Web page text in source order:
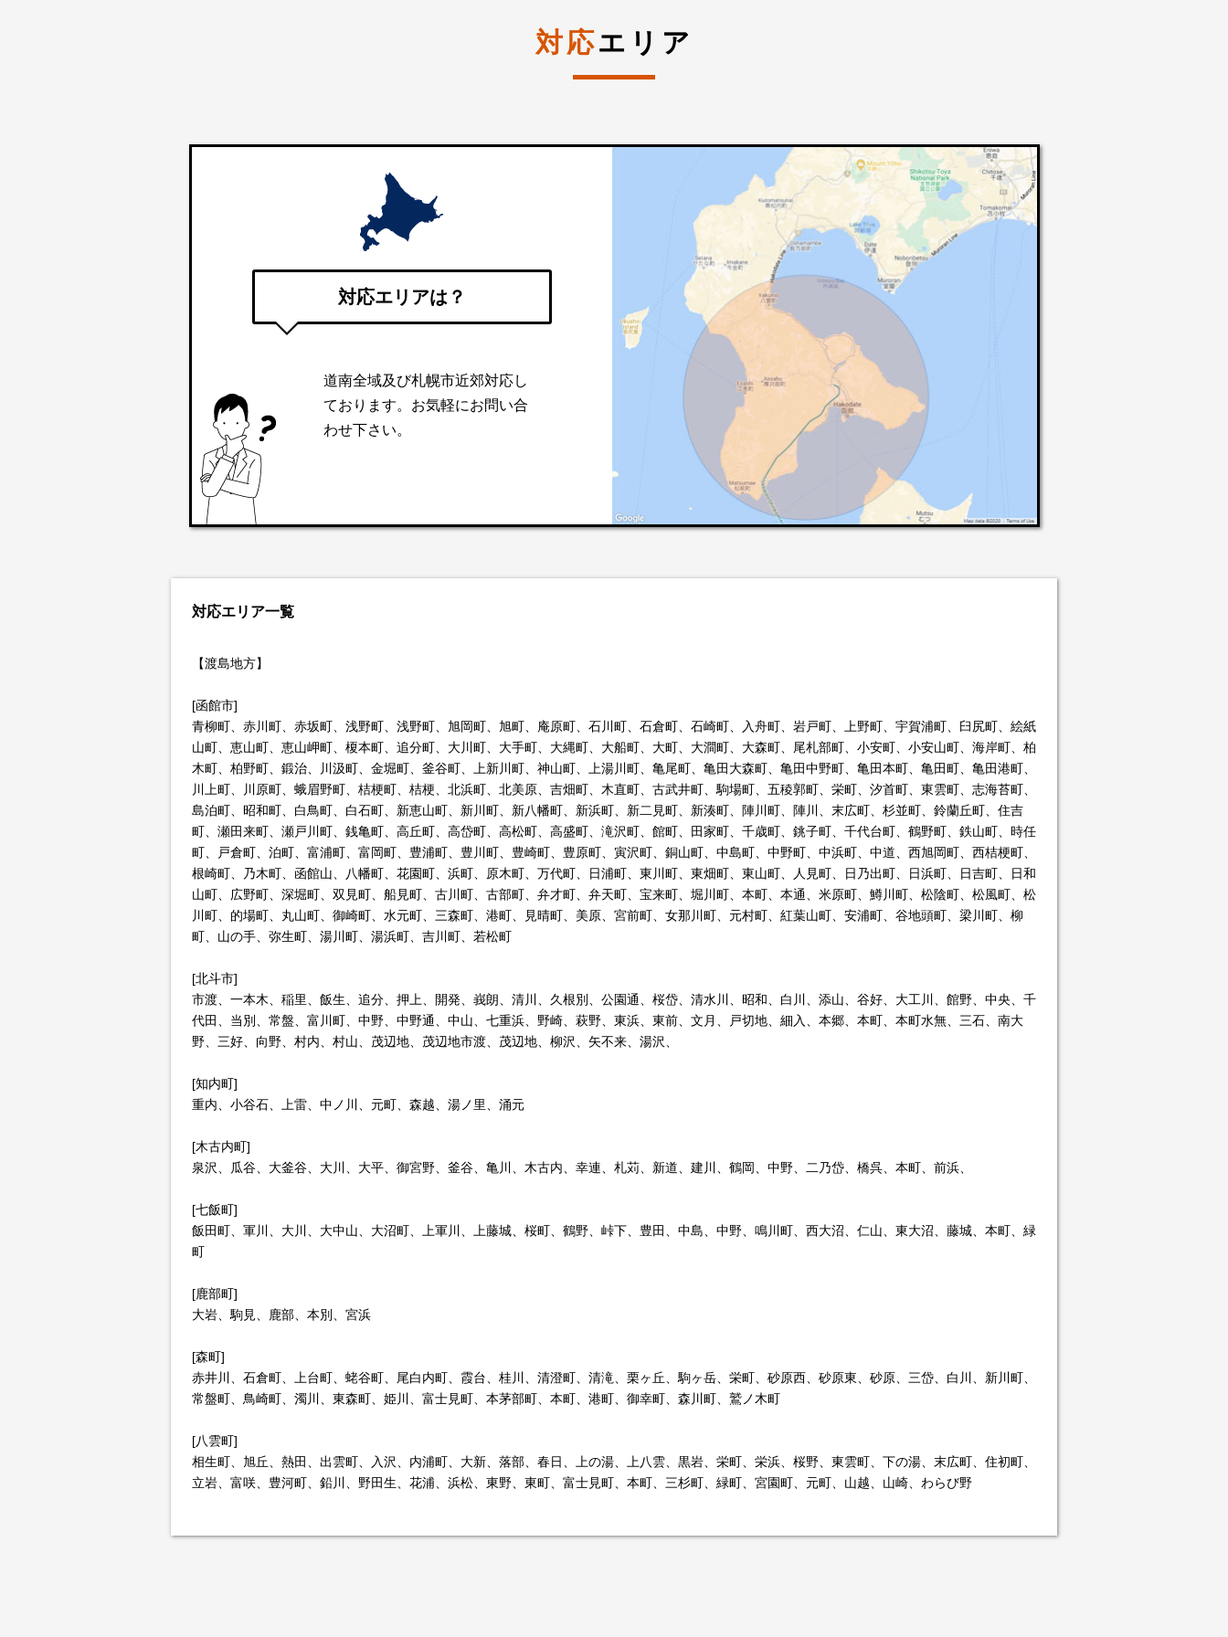
対応エリア
対応エリアは？
道南全域及び札幌市近郊対応し
ております。お気軽にお問い合
わせ下さい。
対応エリア一覧
【渡島地方】
[函館市]
青柳町、赤川町、赤坂町、浅野町、浅野町、旭岡町、旭町、庵原町、石川町、石倉町、石崎町、入舟町、岩戸町、上野町、宇賀浦町、臼尻町、絵紙
山町、恵山町、恵山岬町、榎本町、追分町、大川町、大手町、大縄町、大船町、大町、大澗町、大森町、尾札部町、小安町、小安山町、海岸町、柏
木町、柏野町、鍛治、川汲町、金堀町、釜谷町、上新川町、神山町、上湯川町、亀尾町、亀田大森町、亀田中野町、亀田本町、亀田町、亀田港町、
川上町、川原町、蛾眉野町、桔梗町、桔梗、北浜町、北美原、吉畑町、木直町、古武井町、駒場町、五稜郭町、栄町、汐首町、東雲町、志海苔町、
島泊町、昭和町、白鳥町、白石町、新恵山町、新川町、新八幡町、新浜町、新二見町、新湊町、陣川町、陣川、末広町、杉並町、鈴蘭丘町、住吉
町、瀬田来町、瀬戸川町、銭亀町、高丘町、高岱町、高松町、高盛町、滝沢町、館町、田家町、千歳町、銚子町、千代台町、鶴野町、鉄山町、時任
町、戸倉町、泊町、富浦町、富岡町、豊浦町、豊川町、豊崎町、豊原町、寅沢町、銅山町、中島町、中野町、中浜町、中道、西旭岡町、西桔梗町、
根崎町、乃木町、函館山、八幡町、花園町、浜町、原木町、万代町、日浦町、東川町、東畑町、東山町、人見町、日乃出町、日浜町、日吉町、日和
山町、広野町、深堀町、双見町、船見町、古川町、古部町、弁才町、弁天町、宝来町、堀川町、本町、本通、米原町、鱒川町、松陰町、松風町、松
川町、的場町、丸山町、御崎町、水元町、三森町、港町、見晴町、美原、宮前町、女那川町、元村町、紅葉山町、安浦町、谷地頭町、梁川町、柳
町、山の手、弥生町、湯川町、湯浜町、吉川町、若松町
[北斗市]
市渡、一本木、稲里、飯生、追分、押上、開発、峩朗、清川、久根別、公園通、桜岱、清水川、昭和、白川、添山、谷好、大工川、館野、中央、千
代田、当別、常盤、富川町、中野、中野通、中山、七重浜、野崎、萩野、東浜、東前、文月、戸切地、細入、本郷、本町、本町水無、三石、南大
野、三好、向野、村内、村山、茂辺地、茂辺地市渡、茂辺地、柳沢、矢不来、湯沢、
[知内町]
重内、小谷石、上雷、中ノ川、元町、森越、湯ノ里、涌元
[木古内町]
泉沢、瓜谷、大釜谷、大川、大平、御宮野、釜谷、亀川、木古内、幸連、札苅、新道、建川、鶴岡、中野、二乃岱、橋呉、本町、前浜、
[七飯町]
飯田町、軍川、大川、大中山、大沼町、上軍川、上藤城、桜町、鶴野、峠下、豊田、中島、中野、鳴川町、西大沼、仁山、東大沼、藤城、本町、緑
町
[鹿部町]
大岩、駒見、鹿部、本別、宮浜
[森町]
赤井川、石倉町、上台町、蛯谷町、尾白内町、霞台、桂川、清澄町、清滝、栗ヶ丘、駒ヶ岳、栄町、砂原西、砂原東、砂原、三岱、白川、新川町、
常盤町、鳥崎町、濁川、東森町、姫川、富士見町、本茅部町、本町、港町、御幸町、森川町、鷲ノ木町
[八雲町]
相生町、旭丘、熱田、出雲町、入沢、内浦町、大新、落部、春日、上の湯、上八雲、黒岩、栄町、栄浜、桜野、東雲町、下の湯、末広町、住初町、
立岩、富咲、豊河町、鉛川、野田生、花浦、浜松、東野、東町、富士見町、本町、三杉町、緑町、宮園町、元町、山越、山崎、わらび野